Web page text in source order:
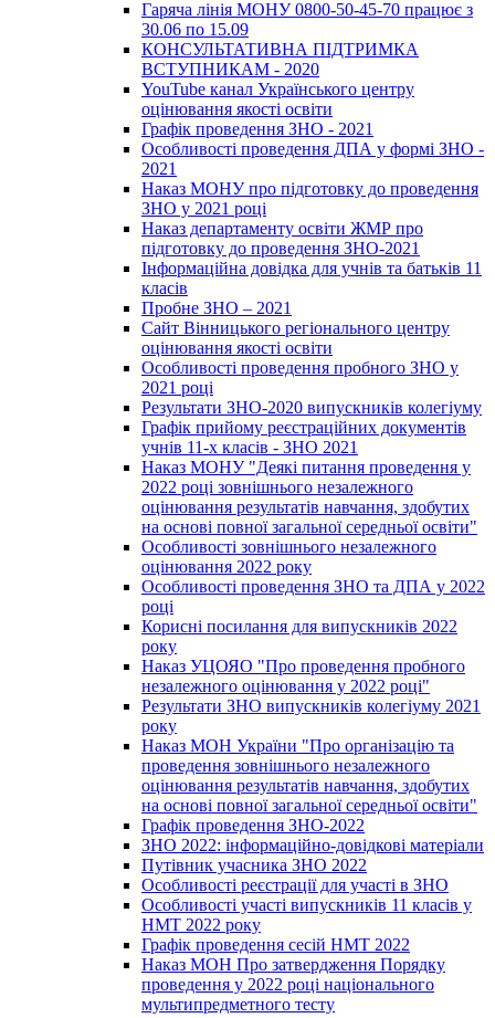
Гаряча лінія МОНУ 0800-50-45-70 працює з
30.06 по 15.09
КОНСУЛЬТАТИВНА ПІДТРИМКА
ВСТУПНИКАМ - 2020
YouTube канал Українського центру
оцінювання якості освіти
Графік проведення ЗНО - 2021
Особливості проведення ДПА у формі ЗНО -
2021
Наказ МОНУ про підготовку до проведення
ЗНО у 2021 році
Наказ департаменту освіти ЖМР про
підготовку до проведення ЗНО-2021
Інформаційна довідка для учнів та батьків 11
класів
Пробне ЗНО – 2021
Сайт Вінницького регіонального центру
оцінювання якості освіти
Особливості проведення пробного ЗНО у
2021 році
Результати ЗНО-2020 випускників колегіуму
Графік прийому реєстраційних документів
учнів 11-х класів - ЗНО 2021
Наказ МОНУ "Деякі питання проведення у
2022 році зовнішнього незалежного
оцінювання результатів навчання, здобутих
на основі повної загальної середньої освіти"
Особливості зовнішнього незалежного
оцінювання 2022 року
Особливості проведення ЗНО та ДПА у 2022
році
Корисні посилання для випускників 2022
року
Наказ УЦОЯО "Про проведення пробного
незалежного оцінювання у 2022 році"
Результати ЗНО випускників колегіуму 2021
року
Наказ МОН України "Про організацію та
проведення зовнішнього незалежного
оцінювання результатів навчання, здобутих
на основі повної загальної середньої освіти"
Графік проведення ЗНО-2022
ЗНО 2022: інформаційно-довідкові матеріали
Путівник учасника ЗНО 2022
Особливості реєстрації для участі в ЗНО
Особливості участі випускників 11 класів у
НМТ 2022 року
Графік проведення сесій НМТ 2022
Наказ МОН Про затвердження Порядку
проведення у 2022 році національного
мультипредметного тесту